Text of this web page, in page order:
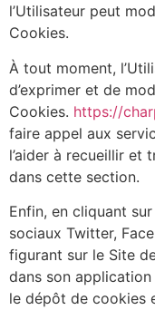
l’Utilisateur peut
Cookies.
À tout moment,
d’exprimer et de
Cookies. https://
faire appel aux
l’aider à recueillir et
dans cette section.
Enfin, en cliquant
sociaux Twitter,
figurant sur le Site
dans son
le dépôt de cookies